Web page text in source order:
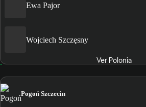
Ewa Pajor
Wojciech Szczęsny
Ver Polonia
Pogoń Szczecin